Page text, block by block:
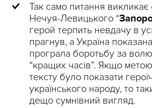
Так само питання викликає
Нечуя-Левицького “
герой терпить невдачу в
прагнув, а Україна
програла боротьбу за волю
“кращих часів”. Якщо
тексту було показати
українського народу, то
дещо сумнівний вигляд.